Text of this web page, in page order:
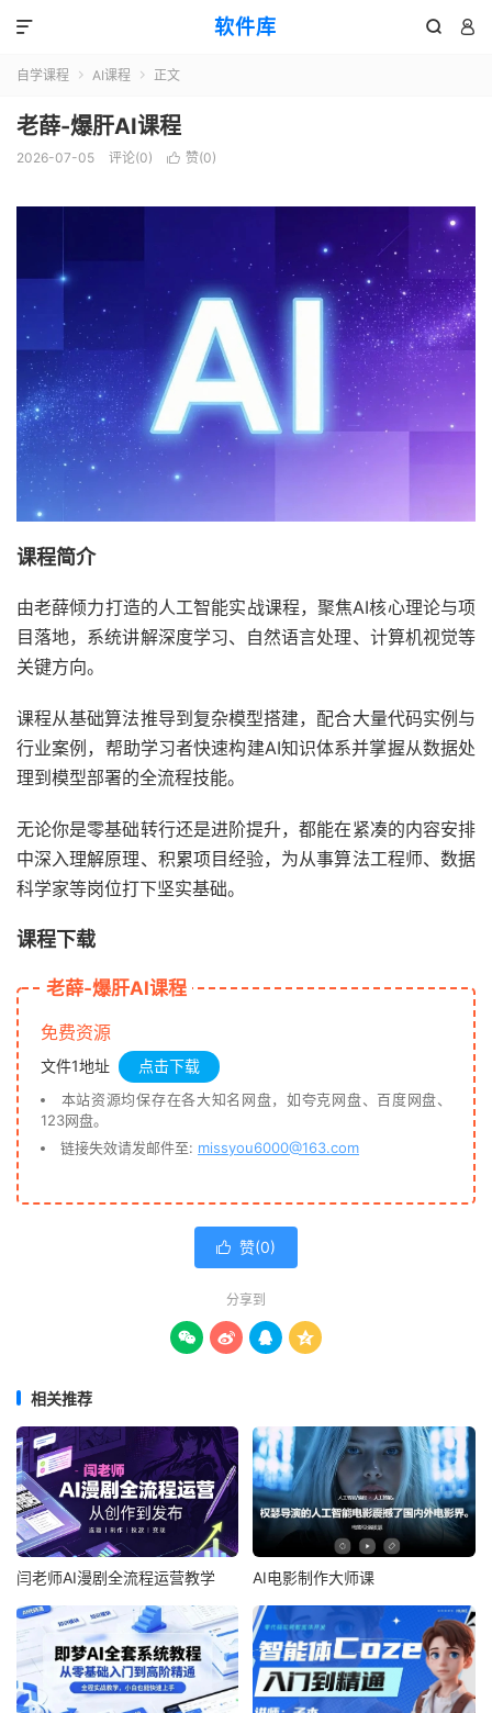
软件库  

自学课程  AI课程  正文
老薛-爆肝AI课程
2026-07-05 评论(0)  赞(0)
课程简介
由老薛倾力打造的人工智能实战课程，聚焦AI核心理论与项
目落地，系统讲解深度学习、自然语言处理、计算机视觉等
关键方向。
课程从基础算法推导到复杂模型搭建，配合大量代码实例与
行业案例，帮助学习者快速构建AI知识体系并掌握从数据处
理到模型部署的全流程技能。
无论你是零基础转行还是进阶提升，都能在紧凑的内容安排
中深入理解原理、积累项目经验，为从事算法工程师、数据
科学家等岗位打下坚实基础。
课程下载
老薛-爆肝AI课程
免费资源
文件1地址 点击下载
本站资源均保存在各大知名网盘，如夸克网盘、百度网盘、
123网盘。
链接失效请发邮件至: missyou6000@163.com
 赞(0)
分享到
   
相关推荐
闫老师AI漫剧全流程运营教学 AI电影制作大师课